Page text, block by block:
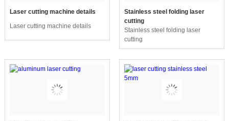
Laser cutting machine details
Laser cutting machine details
Stainless steel folding laser
cutting
Stainless steel folding laser
cutting